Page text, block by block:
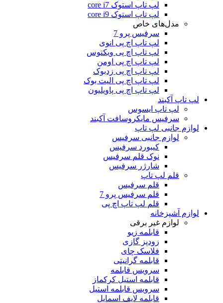
لپ تاپ استوک core i7
لپ تاپ استوک core i9
مدل‌های خاص
سرفیس پرو 7
لپ تاپ اچ پی انوی
لپ تاپ اچ پی ویکتوس
لپ تاپ اچ پی اومن
لپ تاپ اچ پی زدبوک
لپ تاپ اچ پی الیت بوک
لپ تاپ اچ پی پاویلیون
لپ تاپ آکبند
لپ تاپ ایسوس
سرفیس مایکروسافت آکبند
لوازم جانبی لپ تاپ
لوازم جانبی سرفیس
کیبورد سرفیس
نوک قلم سرفیس
شارژر سرفیس
قلم لپ تاپ
قلم سرفیس
قلم سرفیس پرو 7
قلم لپ تاپ اچ پی
لوازم آشپزخانه
لوازم غیر برقی
قابلمه زیو
زودپز گازی
فلاسک چای
قابلمه گرانیتی
سرویس قابلمه
قابلمه استیل کرکماز
سرویس قابلمه استیل
قابلمه لایف اسمایل